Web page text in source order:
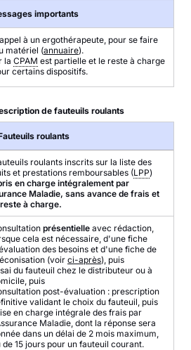
importants
à un ergothérapeute, pour se faire
matériel (annuaire).
la CPAM est partielle et le reste à charge
certains dispositifs.
de fauteuils roulants
roulants
roulants inscrits sur la liste des
et prestations remboursables (LPP)
en charge intégralement par
Maladie, sans avance de frais et
à charge.
présentielle avec rédaction,
cela est nécessaire, d'une fiche
des besoins et d'une fiche de
(voir ci-après), puis
du fauteuil chez le distributeur ou à
puis
post-évaluation : prescription
validant le choix du fauteuil, puis
en charge intégrale des frais par
Maladie, dont la réponse sera
dans un délai de 2 mois maximum,
de 15 jours pour un fauteuil courant.